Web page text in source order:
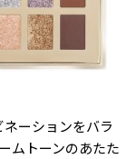
ーションをバラ
ムトーンのあたた